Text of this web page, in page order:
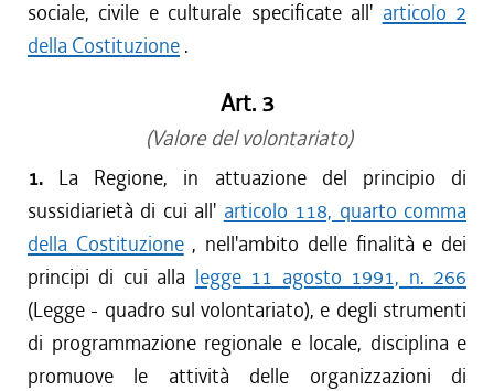
sociale, civile e culturale specificate all' articolo 2
della Costituzione .
Art. 3
(Valore del volontariato)
1. La Regione, in attuazione del principio di
sussidiarietà di cui all' articolo 118, quarto comma
della Costituzione, nell'ambito delle finalità e dei
principi di cui alla legge 11 agosto 1991, n. 266
(Legge - quadro sul volontariato), e degli strumenti
di programmazione regionale e locale, disciplina e
promuove le attività delle organizzazioni di